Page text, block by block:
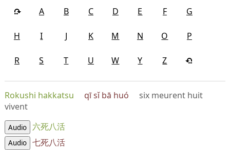
A B C D E F G
H I J K M N O P
R S T U W Y Z
Rokushi hakkatsu qī sǐ bā huó
six meurent huit
vivent
Audio 六死八活
Audio
七死八活